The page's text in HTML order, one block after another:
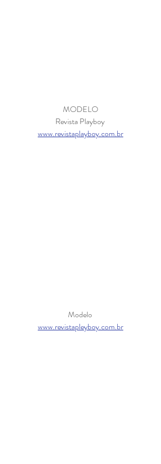
MODELO
Revista Playboy
www.revistaplayboy.com.br
Modelo
www.revistapleyboy.com.br